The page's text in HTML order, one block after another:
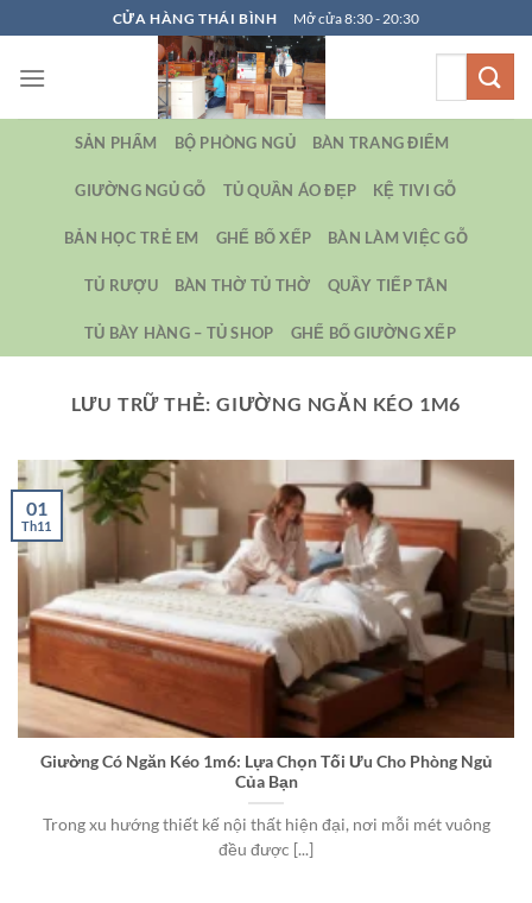
qua
nội
CỬA HÀNG THÁI BÌNH Mở cửa 8:30 - 20:30
SẢN PHẨM BỘ PHÒNG NGỦ BÀN TRANG ĐIỂM
GIƯỜNG NGỦ GỖ TỦ QUẦN ÁO ĐẸP KỆ TIVI GỖ
BẢN HỌC TRẺ EM GHẾ BỐ XẾP BÀN LÀM VIỆC GỖ
TỦ RƯỢU BÀN THỜ TỦ THỜ QUẦY TIẾP TÂN
TỦ BÀY HÀNG – TỦ SHOP GHẾ BỐ GIƯỜNG XẾP
LƯU TRỮ THẺ:GIƯỜNG NGĂN KÉO 1M6
Giường Có Ngăn Kéo 1m6: Lựa Chọn Tối Ưu Cho Phòng Ngủ
Của Bạn
Trong xu hướng thiết kế nội thất hiện đại, nơi mỗi mét vuông
đều được [...]
01
Th11